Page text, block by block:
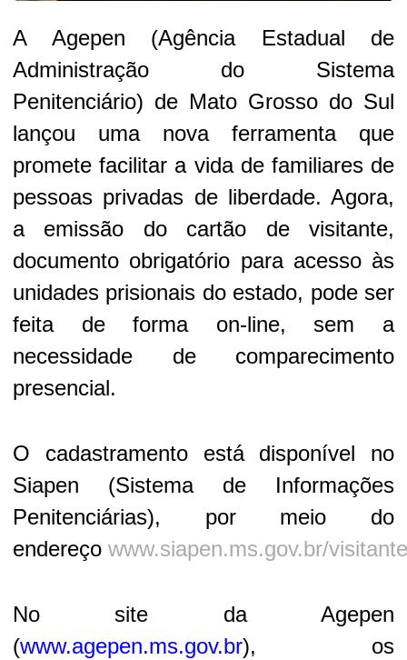
A Agepen (Agência Estadual de
Administração do Sistema
Penitenciário) de Mato Grosso do Sul
lançou uma nova ferramenta que
promete facilitar a vida de familiares de
pessoas privadas de liberdade. Agora,
a emissão do cartão de visitante,
documento obrigatório para acesso às
unidades prisionais do estado, pode ser
feita de forma on-line, sem a
necessidade de comparecimento
presencial.
O cadastramento está disponível no
Siapen (Sistema de Informações
Penitenciárias), por meio do
endereço www.siapen.ms.gov.br/visitante
No site da Agepen
(www.agepen.ms.gov.br), os